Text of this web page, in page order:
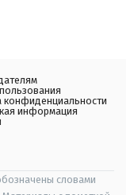
конфиденциальности
информация
словами